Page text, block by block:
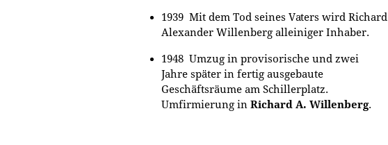
1939 Mit dem Tod seines Vaters wird Richard
Alexander Willenberg alleiniger Inhaber.
1948 Umzug in provisorische und zwei
Jahre später in fertig ausgebaute
Geschäftsräume am Schillerplatz.
Umfirmierung in Richard A. Willenberg.